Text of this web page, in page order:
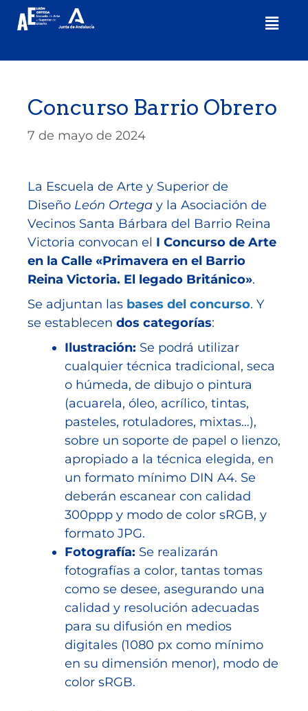
Concurso Barrio Obrero
7 de mayo de 2024
La Escuela de Arte y Superior de
Diseño León Ortega y la Asociación de
Vecinos Santa Bárbara del Barrio Reina
Victoria convocan el I Concurso de Arte
en la Calle «Primavera en el Barrio
Reina Victoria. El legado Británico».
Se adjuntan las bases del concurso. Y
se establecen dos categorías:
Ilustración: Se podrá utilizar
cualquier técnica tradicional, seca
o húmeda, de dibujo o pintura
(acuarela, óleo, acrílico, tintas,
pasteles, rotuladores, mixtas…),
sobre un soporte de papel o lienzo,
apropiado a la técnica elegida, en
un formato mínimo DIN A4. Se
deberán escanear con calidad
300ppp y modo de color sRGB, y
formato JPG.
Fotografía: Se realizarán
fotografías a color, tantas tomas
como se desee, asegurando una
calidad y resolución adecuadas
para su difusión en medios
digitales (1080 px como mínimo
en su dimensión menor), modo de
color sRGB.